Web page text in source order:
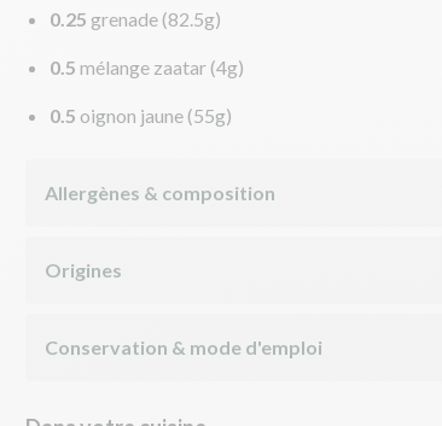
0.25 grenade (82.5g)
0.5 mélange zaatar (4g)
0.5 oignon jaune (55g)
Allergènes & composition
Origines
Conservation & mode d'emploi